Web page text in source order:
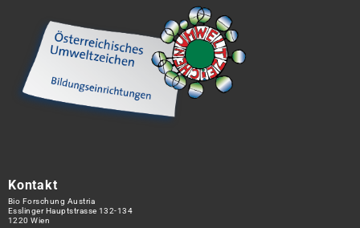
Kontakt
Bio Forschung Austria
Esslinger Hauptstrasse 132-134
1220 Wien